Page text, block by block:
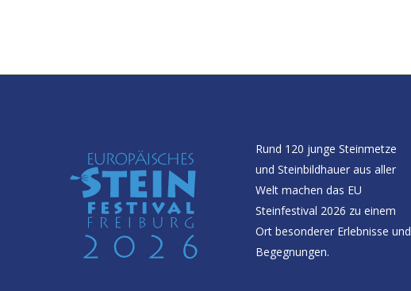
Rund 120 junge Steinmetze
und Steinbildhauer aus aller
Welt machen das EU
Steinfestival 2026 zu einem
Ort besonderer Erlebnisse und
Begegnungen.